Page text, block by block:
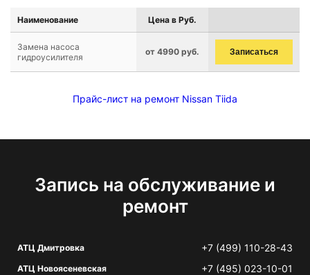
Наименование Цена в Руб.
Замена насоса
гидроусилителя
от 4990 руб. Записаться
Прайс-лист на ремонт Nissan Tiida
Запись на обслуживание и
ремонт
АТЦ Дмитровка +7 (499) 110-28-43
АТЦ Новоясеневская +7 (495) 023-10-01